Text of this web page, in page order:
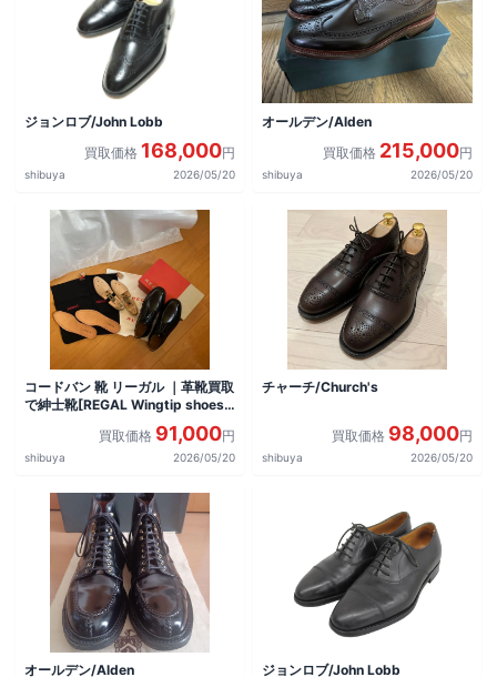
ジョンロブ/John Lobb
買取価格 168,000円
shibuya 2026/05/20
オールデン/Alden
買取価格 215,000円
shibuya 2026/05/20
コードバン 靴 リーガル ｜革靴買取
で紳士靴[REGAL Wingtip shoes]
買取価格 91,000円
shibuya 2026/05/20
チャーチ/Church's
買取価格 98,000円
shibuya 2026/05/20
オールデン/Alden
ジョンロブ/John Lobb